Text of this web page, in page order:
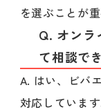
を選ぶことが重
Q. オンラ
て相談で
A. はい、ビバ
対応していま